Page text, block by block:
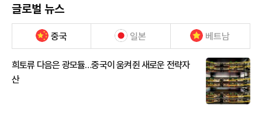
글로벌 뉴스
중국 일본 베트남
희토류 다음은 광모듈…중국이 움켜쥔 새로운 전략자
산